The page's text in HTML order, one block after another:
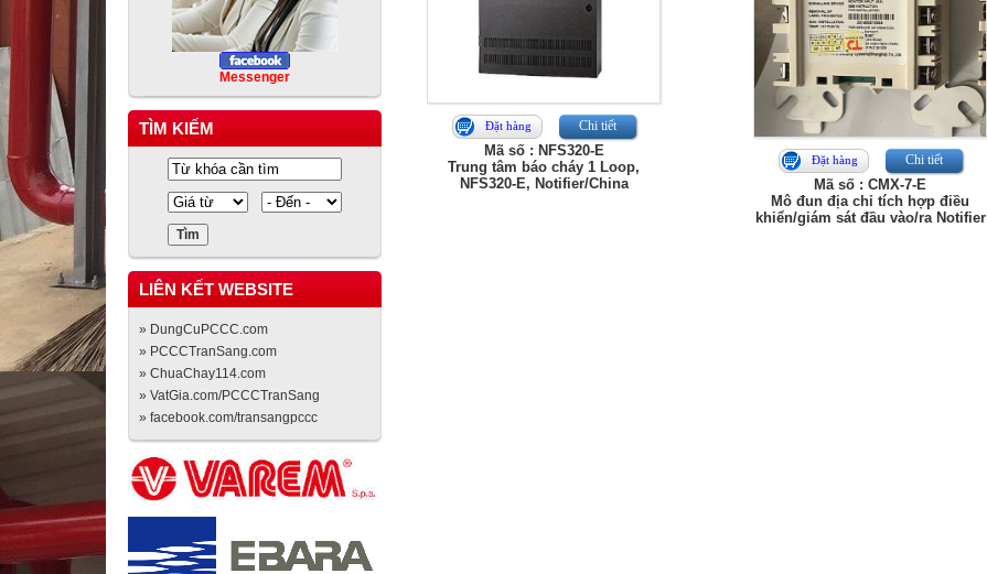
Messenger
TÌM KIẾM
LIÊN KẾT WEBSITE
» DungCuPCCC.com
» PCCCTranSang.com
» ChuaChay114.com
» VatGia.com/PCCCTranSang
» facebook.com/transangpccc
Đặt hàng Chi tiết
Mã số : NFS320-E
Trung tâm báo cháy 1 Loop,
NFS320-E, Notifier/China
Đặt hàng Chi tiết
Mã số : CMX-7-E
Mô đun địa chỉ tích hợp điều
khiển/giám sát đầu vào/ra Notifier